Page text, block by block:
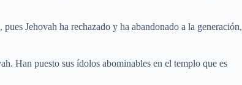
Jehovah ha rechazado y ha abandonado a la generación,
Han puesto sus ídolos abominables en el templo que es